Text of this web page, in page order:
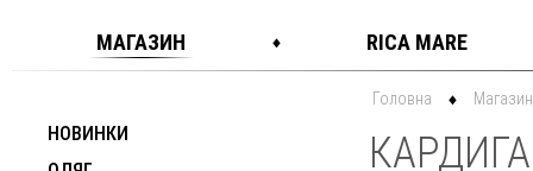
МАГАЗИН RICA MARE
НОВИНКИ
Головна Магазин